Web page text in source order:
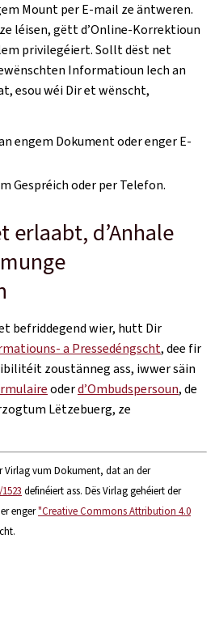
Mount per E-mail ze äntweren.
léisen, gëtt d’Online-Korrektioun
privilegéiert. Sollt dëst net
Informatioun Iech an
esou wéi Dir et wënscht,
engem Dokument oder enger E-
Gespréich oder per Telefon.
erlaabt, d’Anhale
befriddegend wier, hutt Dir
a Pressedéngscht, dee fir
zoustänneg ass, iwwer säin
oderd’Ombudspersoun, de
Lëtzebuerg, ze
Virlag vum Dokument, dat an der
definéiert ass. Dës Virlag gehéiert der
enger"Creative Commons Attribution 4.0